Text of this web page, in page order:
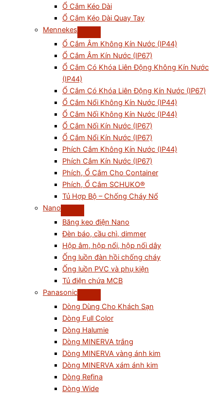
Ổ Cắm Kéo Dài
Ổ Cắm Kéo Dài Quay Tay
Mennekes
Ổ Cắm Âm Không Kín Nước (IP44)
Ổ Cắm Âm Kín Nước (IP67)
Ổ Cắm Có Khóa Liên Động Không Kín Nước
(IP44)
Ổ Cắm Có Khóa Liên Động Kín Nước (IP67)
Ổ Cắm Nổi Không Kín Nước (IP44)
Ổ Cắm Nối Không Kín Nước (IP44)
Ổ Cắm Nối Kín Nước (IP67)
Ổ Cắm Nổi Kín Nước (IP67)
Phích Cắm Không Kín Nước (IP44)
Phích Cắm Kín Nước (IP67)
Phích, Ổ Cắm Cho Container
Phích, Ổ Cắm SCHUKO®
Tủ Hợp Bộ – Chống Cháy Nổ
Nano
Băng keo điện Nano
Đèn báo, cầu chì, dimmer
Hộp âm, hộp nổi, hộp nối dây
Ống luồn đàn hồi chống cháy
Ống luồn PVC và phụ kiện
Tủ điện chứa MCB
Panasonic
Dòng Dùng Cho Khách Sạn
Dòng Full Color
Dòng Halumie
Dòng MINERVA trắng
Dòng MINERVA vàng ánh kim
Dòng MINERVA xám ánh kim
Dòng Refina
Dòng Wide